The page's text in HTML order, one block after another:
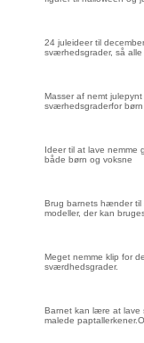
24 juleideer til
sværhedsgrader, så
Masser af nemt julepynt
sværhedsgraderfor børn
Ideer til at lave nemme
både børn og voksne
Brug barnets hænder
modeller, der kan
Meget nemme klip for
sværdhedsgrader.
Barnet kan lære at
malede